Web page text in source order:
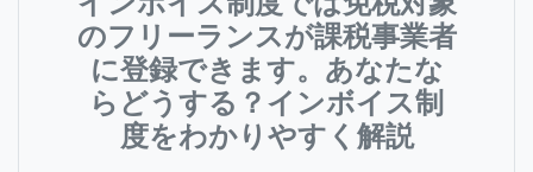
のフリーランスが課税事業者
に登録できます。あなたな
らどうする？インボイス制
度をわかりやすく解説